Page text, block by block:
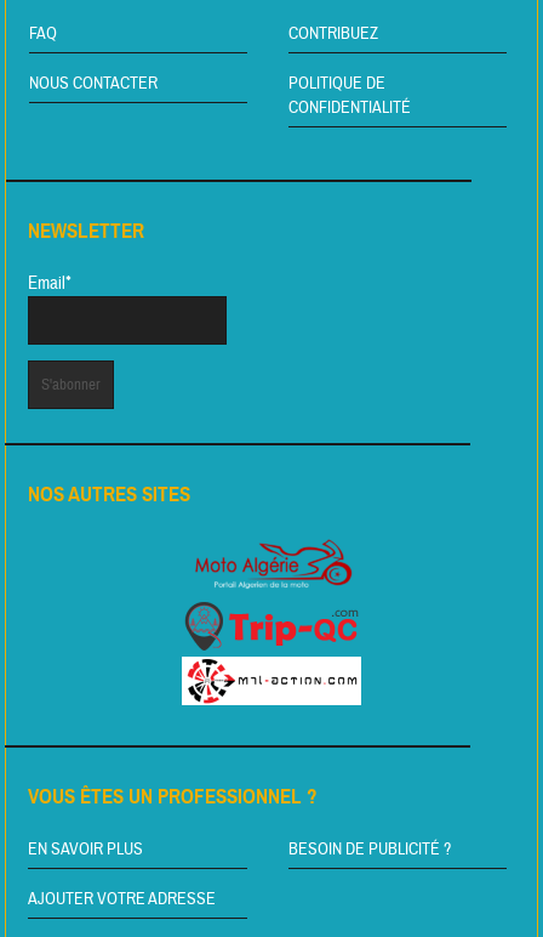
FAQ CONTRIBUEZ
NOUS CONTACTER
POLITIQUE DE
CONFIDENTIALITÉ
NEWSLETTER
Email*
NOS AUTRES SITES
VOUS ÊTES UN PROFESSIONNEL ?
EN SAVOIR PLUS BESOIN DE PUBLICITÉ ?
AJOUTER VOTRE ADRESSE